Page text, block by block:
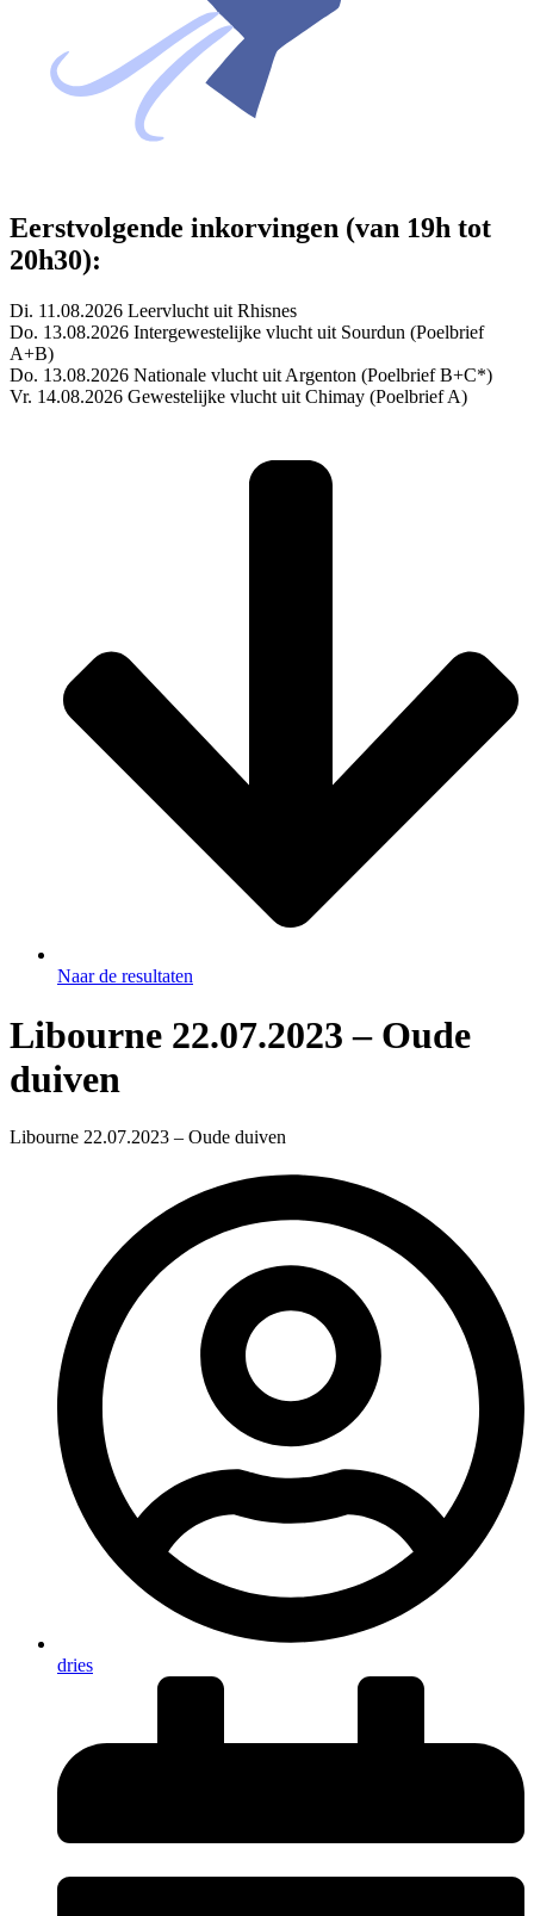
Eerstvolgende inkorvingen (van 19h tot
20h30):
Di. 11.08.2026 Leervlucht uit Rhisnes
Do. 13.08.2026 Intergewestelijke vlucht uit Sourdun (Poelbrief
A+B)
Do. 13.08.2026 Nationale vlucht uit Argenton (Poelbrief B+C*)
Vr. 14.08.2026 Gewestelijke vlucht uit Chimay (Poelbrief A)
Naar de resultaten
Libourne 22.07.2023 – Oude
duiven
Libourne 22.07.2023 – Oude duiven
dries